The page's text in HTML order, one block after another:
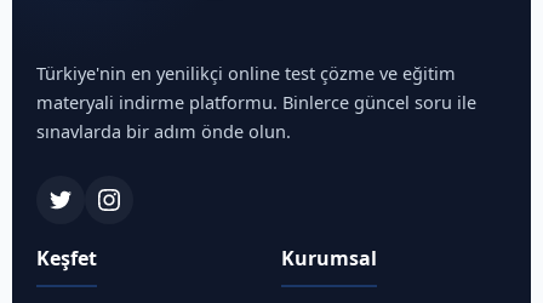
Türkiye'nin en yenilikçi online test çözme ve eğitim
materyali indirme platformu. Binlerce güncel soru ile
sınavlarda bir adım önde olun.
Keşfet Kurumsal